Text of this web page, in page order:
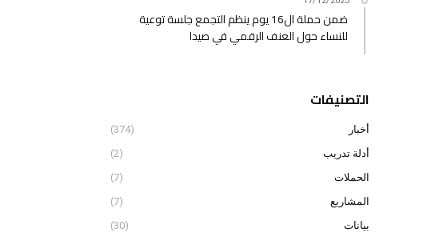
ضمن حملة ال16 يوم ينظم التجمع جلسة توعية
للنساء حول العنف الرقمي في صيدا
التصنيفات
أخبار
(374)
أدلة تدريب
(2)
الحملات
(7)
المشاريع
(7)
بيانات
(30)